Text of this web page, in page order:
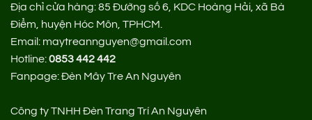
Địa chỉ cửa hàng:85 Đường số 6, KDC Hoàng Hải, xã Bà
Điểm, huyện Hóc Môn, TPHCM.
Email: maytreannguyen@gmail.com
Hotline:0853 442 442
Fanpage:Đèn Mây Tre An Nguyên
Công ty TNHH Đèn Trang Trí An Nguyên